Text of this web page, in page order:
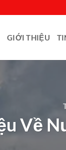
GIỚI THIỆU
Về